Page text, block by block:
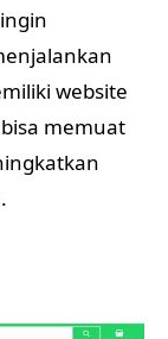
website
memuat